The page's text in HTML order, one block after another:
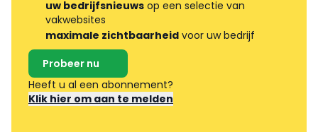
uw bedrijfsnieuws op een selectie van
vakwebsites
maximale zichtbaarheid voor uw bedrijf
Probeer nu
Heeft u al een abonnement?
Klik hier om aan te melden